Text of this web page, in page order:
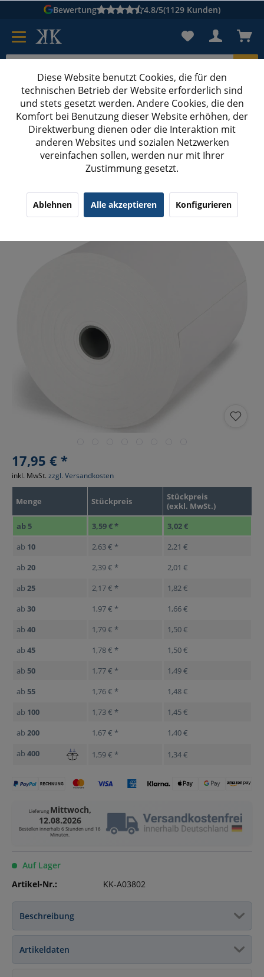
Bewertung 4.8/5(1129 Kunden)
Karton suchen
Kartons bedruckenKartons nach Maß
Thermorollen / Kassenrollen
Thermorollen 80 mm x 80 m x 12 mm Ø78 mm
(14)4.57/5.00
17,95 € *
Menge Stückpreis
Stückpreis
(exkl. MwSt.)
ab5 3,59 € *
3,02 €
ab 10 2,63 € *
2,21 €
ab 20 2,39 € *
2,01 €
ab 25 2,17 € *
1,82 €
ab 30 1,97 € *
1,66 €
ab 40 1,79 € *
1,50 €
ab 45 1,78 € *
1,50 €
ab 50 1,77 € *
1,49 €
ab 55 1,76 € *
1,48 €
ab 100 1,73 € *
1,45 €
ab 200 1,67 € *
1,40 €
ab 400 1,59 € * 1,34 €
inkl. MwSt. zzgl. Versandkosten
Lieferung Mittwoch,
12.08.2026
Bestellen innerhalb6 Stunden und 16
Minuten
Auf Lager
Artikel-Nr.:
KK-A03802
Beschreibung
Artikeldaten
Diese Website benutzt Cookies, die für den
technischen Betrieb der Website erforderlich sind
und stets gesetzt werden. Andere Cookies, die den
Komfort bei Benutzung dieser Website erhöhen, der
Direktwerbung dienen oder die Interaktion mit
anderen Websites und sozialen Netzwerken
vereinfachen sollen, werden nur mit Ihrer
Zustimmung gesetzt.
Ablehnen Alle akzeptieren Konfigurieren